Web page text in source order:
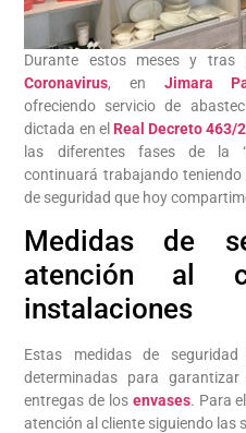
Durante estos meses y
Coronavirus, en Jimara
ofreciendo servicio de
dictada en el Real Decreto 463/
las diferentes fases de la
continuará trabajando teniendo
de seguridad que hoy
Medidas de
atención al
instalaciones
Estas medidas de
determinadas para
entregas de los envases. Para
atención al cliente siguiendo las